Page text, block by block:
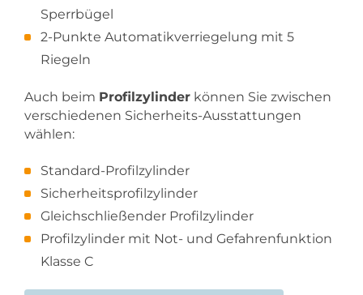
Sperrbügel
2-Punkte Automatikverriegelung mit 5
Riegeln
Auch beim Profilzylinder können Sie zwischen
verschiedenen Sicherheits-Ausstattungen
wählen:
Standard-Profilzylinder
Sicherheitsprofilzylinder
Gleichschließender Profilzylinder
Profilzylinder mit Not- und Gefahrenfunktion
Klasse C